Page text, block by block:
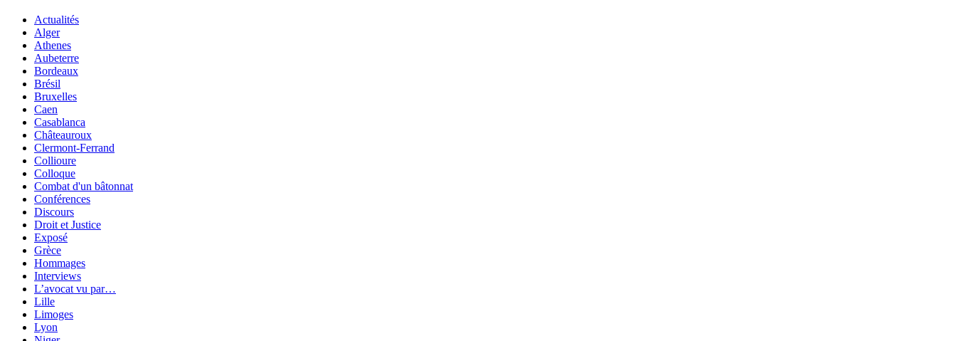
Actualités
Alger
Athenes
Aubeterre
Bordeaux
Brésil
Bruxelles
Caen
Casablanca
Châteauroux
Clermont-Ferrand
Collioure
Colloque
Combat d'un bâtonnat
Conférences
Discours
Droit et Justice
Exposé
Grèce
Hommages
Interviews
L’avocat vu par…
Lille
Limoges
Lyon